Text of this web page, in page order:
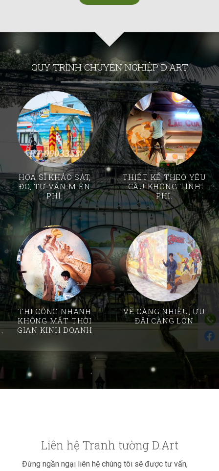
QUY TRÌNH CHUYÊN NGHIỆP D.ART
HỌA SĨ KHẢO SÁT,
ĐO, TƯ VẤN MIỄN
PHÍ.
THIẾT KẾ THEO YÊU
CẦU KHÔNG TÍNH
PHÍ.
THI CÔNG NHANH
KHÔNG MẤT THỜI
GIAN KINH DOANH
VẼ CÀNG NHIỀU, ƯU
ĐÃI CÀNG LỚN
Liên hệ Tranh tường D.Art
Đừng ngần ngại liên hệ chúng tôi sẽ được tư vấn,